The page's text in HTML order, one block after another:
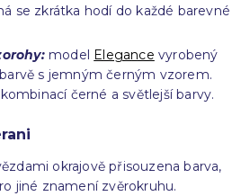
se zkrátka hodí do každé barevné
model Elegance vyrobený
s jemným černým vzorem.
černé a světlejší barvy.
okrajově přisouzena barva,
jiné znamení zvěrokruhu.